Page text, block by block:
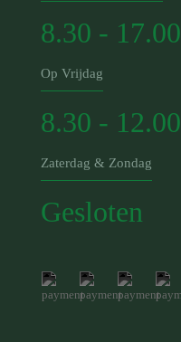
8.30 - 17.00
Op Vrijdag
8.30 - 12.00
Zaterdag & Zondag
Gesloten